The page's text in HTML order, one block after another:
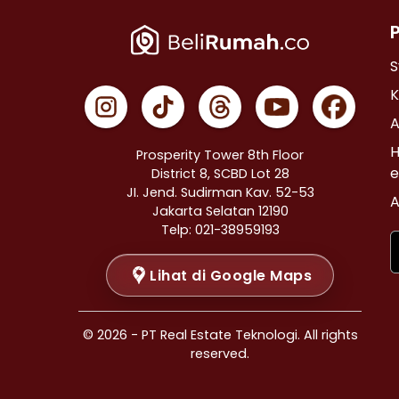
Properti Dijual di Johar Baru >
Properti Dijual di Menteng >
Properti Dijual di Tanah Abang >
Properti Dijual di Kramat >
Properti Dijual di Bendungan Hilir >
Properti Dijual di Jakarta Selatan >
Properti Dijual di Cilandak >
Properti Dijual di Gandaria Selatan >
Properti Dijual di Cipete Selatan >
Properti Dijual di Lenteng Agung >
Properti Dijual di Pondok Pinang >
Properti Dijual di Kebayoran Baru >
Properti Dijual di Mampang Prapatan >
Prosperity Tower 8th Floor
District 8, SCBD Lot 28
JI. Jend. Sudirman Kav. 52-53
Jakarta Selatan 12190
Telp: 021-38959193
Lihat di Google Maps
© 2026 - PT Real Estate Teknologi. All rights
reserved.